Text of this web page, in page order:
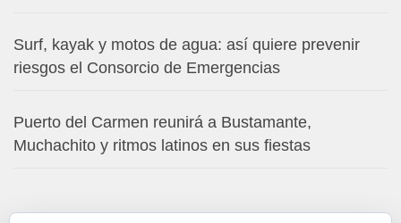
Surf, kayak y motos de agua: así quiere prevenir
riesgos el Consorcio de Emergencias
Puerto del Carmen reunirá a Bustamante,
Muchachito y ritmos latinos en sus fiestas